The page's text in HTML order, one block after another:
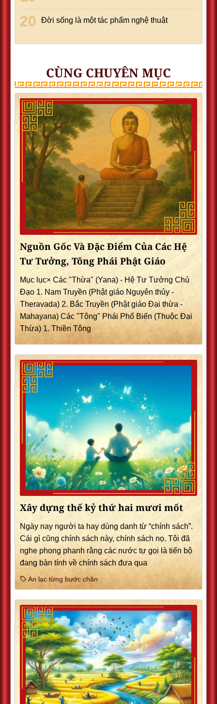
Đời sống là một tác phẩm nghệ thuật
CÙNG CHUYÊN MỤC
Nguồn Gốc Và Đặc Điểm Của Các Hệ
Tư Tưởng, Tông Phái Phật Giáo
Mục lục× Các "Thừa" (Yana) - Hệ Tư Tưởng Chủ
Đạo 1. Nam Truyền (Phật giáo Nguyên thủy -
Theravada) 2. Bắc Truyền (Phật giáo Đại thừa -
Mahayana) Các "Tông" Phái Phổ Biến (Thuộc Đại
Thừa) 1. Thiền Tông
Xây dựng thế kỷ thứ hai mươi mốt
Ngày nay người ta hay dùng danh từ “chính sách”.
Cái gì cũng chính sách này, chính sách nọ. Tôi đã
nghe phong phanh rằng các nước tự gọi là tiến bộ
đang bàn tính về chính sách đưa qua
An lạc từng bước chân